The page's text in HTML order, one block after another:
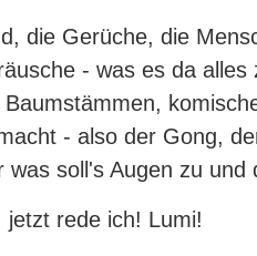
die Gerüche, die
- was es da alles
- also der Gong,
was soll's Augen zu und
jetzt rede ich! Lumi!